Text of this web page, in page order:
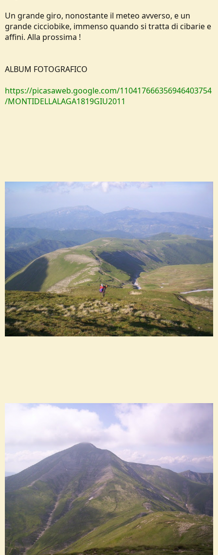
Un grande giro, nonostante il meteo avverso, e un
grande cicciobike, immenso quando si tratta di cibarie e
affini. Alla prossima !
ALBUM FOTOGRAFICO
https://picasaweb.google.com/110417666356946403754
/MONTIDELLALAGA1819GIU2011